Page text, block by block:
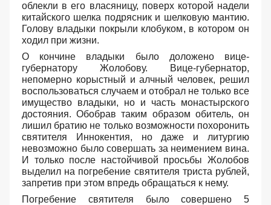
облекли в его власяницу, поверх которой надели
китайского шелка подрясник и шелковую мантию.
Голову владыки покрыли клобуком, в котором он
ходил при жизни.
О кончине владыки было доложено вице-
губернатору Жолобову. Вице-губернатор,
непомерно корыстный и алчный человек, решил
воспользоваться случаем и отобрал не только все
имущество владыки, но и часть монастырского
достояния. Обобрав таким образом обитель, он
лишил братию не только возможности похоронить
святителя Иннокентия, но даже и литургию
невозможно было совершать за неимением вина.
И только после настойчивой просьбы Жолобов
выделил на погребение святителя триста рублей,
запретив при этом впредь обращаться к нему.
Погребение святителя было совершено 5